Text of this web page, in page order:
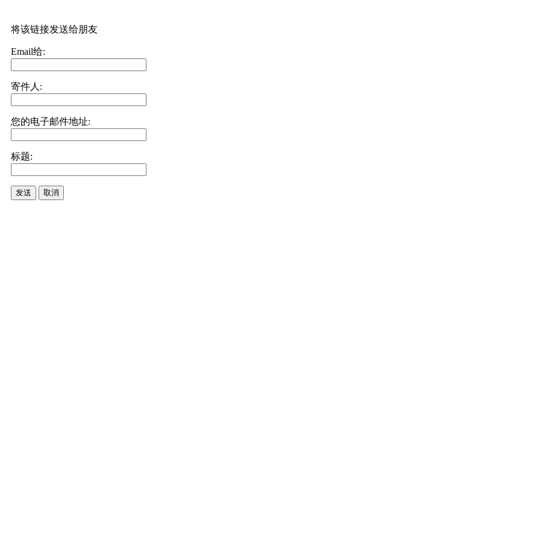
将该链接发送给朋友
Email给:
寄件人:
您的电子邮件地址:
标题:
发送 取消